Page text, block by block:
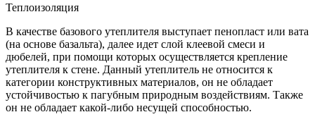
Теплоизоляция
В качестве базового утеплителя выступает пенопласт или вата
(на основе базальта), далее идет слой клеевой смеси и
дюбелей, при помощи которых осуществляется крепление
утеплителя к стене. Данный утеплитель не относится к
категории конструктивных материалов, он не обладает
устойчивостью к пагубным природным воздействиям. Также
он не обладает какой-либо несущей способностью.